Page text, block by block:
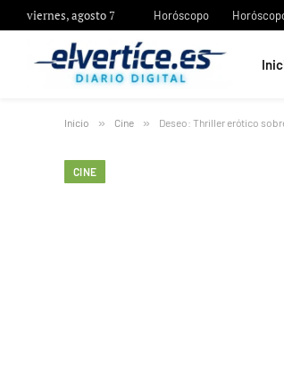
viernes, agosto 7 Horóscopo
Inicio » Cine » Deseo: Thriller erótico
CINE